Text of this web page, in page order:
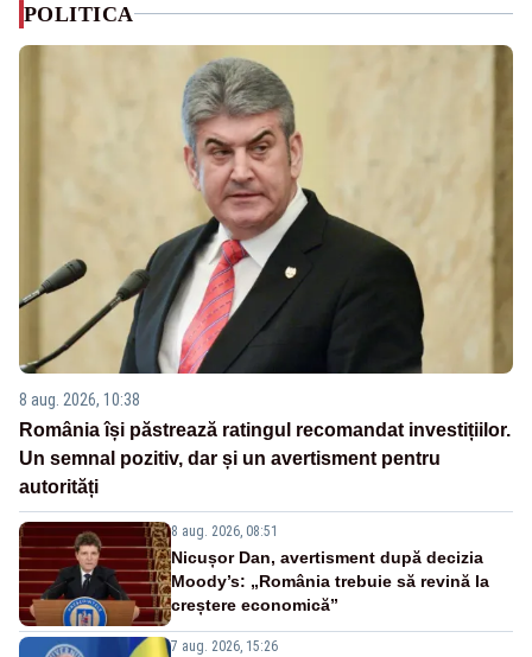
POLITICA
8 aug. 2026, 10:38
România își păstrează ratingul recomandat investițiilor.
Un semnal pozitiv, dar și un avertisment pentru
autorități
8 aug. 2026, 08:51
Nicușor Dan, avertisment după decizia
Moody’s: „România trebuie să revină la
creștere economică”
7 aug. 2026, 15:26